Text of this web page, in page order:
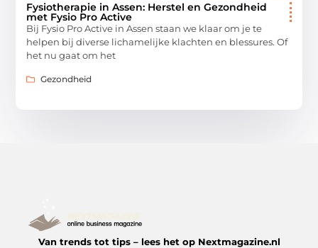
Fysiotherapie in Assen: Herstel en Gezondheid
met Fysio Pro Active
Bij Fysio Pro Active in Assen staan we klaar om je te
helpen bij diverse lichamelijke klachten en blessures. Of
het nu gaat om het
Gezondheid
Van trends tot tips – lees het op Nextmagazine.nl